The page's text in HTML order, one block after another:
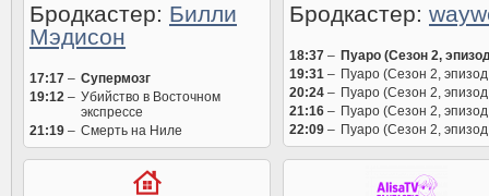
Бродкастер: Билли
Мэдисон
17:17 – Супермозг
19:12 – Убийство в Восточном
экспрессе
21:19 – Смерть на Ниле
Бродкастер:
18:37 – Пуаро (Сезон 2,
19:31 – Пуаро (Сезон 2,
20:24 – Пуаро (Сезон 2,
21:16 – Пуаро (Сезон 2,
22:09 – Пуаро (Сезон 2,